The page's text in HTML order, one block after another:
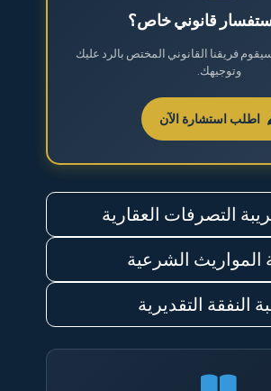
والمؤثرات العقلية
قانوني خاص؟
فريقنا القانوني المختص بالرد عليك
وتوجيهك.
اطلب استشارة الآن
التصرفات العقارية
المواريث الشرعية
النفقة التقديرية